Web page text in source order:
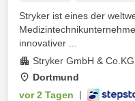
Stryker ist eines der
innovativer ...
Stryker GmbH & Co.KG
Dortmund
vor 2 Tagen